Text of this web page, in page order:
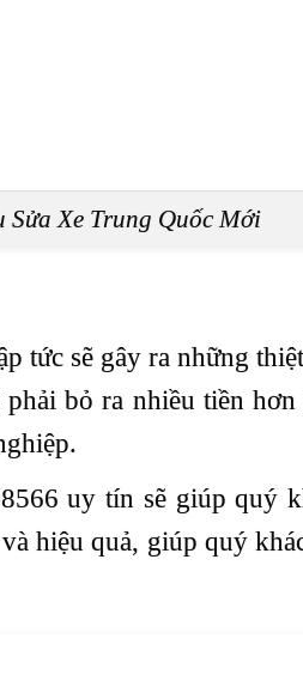
Sửa Xe Trung Quốc Mới
tức sẽ gây ra những
bỏ ra nhiều tiền
uy tín sẽ giúp quý
hiệu quả, giúp quý